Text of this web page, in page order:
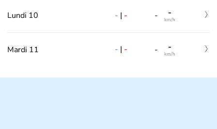
Lundi 10 - | - - -
km/h
Mardi 11 - | - - -
km/h